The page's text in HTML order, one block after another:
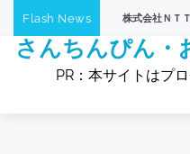
content
Flash News
株式会社ＮＴＴぷらら・【ひか
さんちんぴん・
PR：本サイトはプ